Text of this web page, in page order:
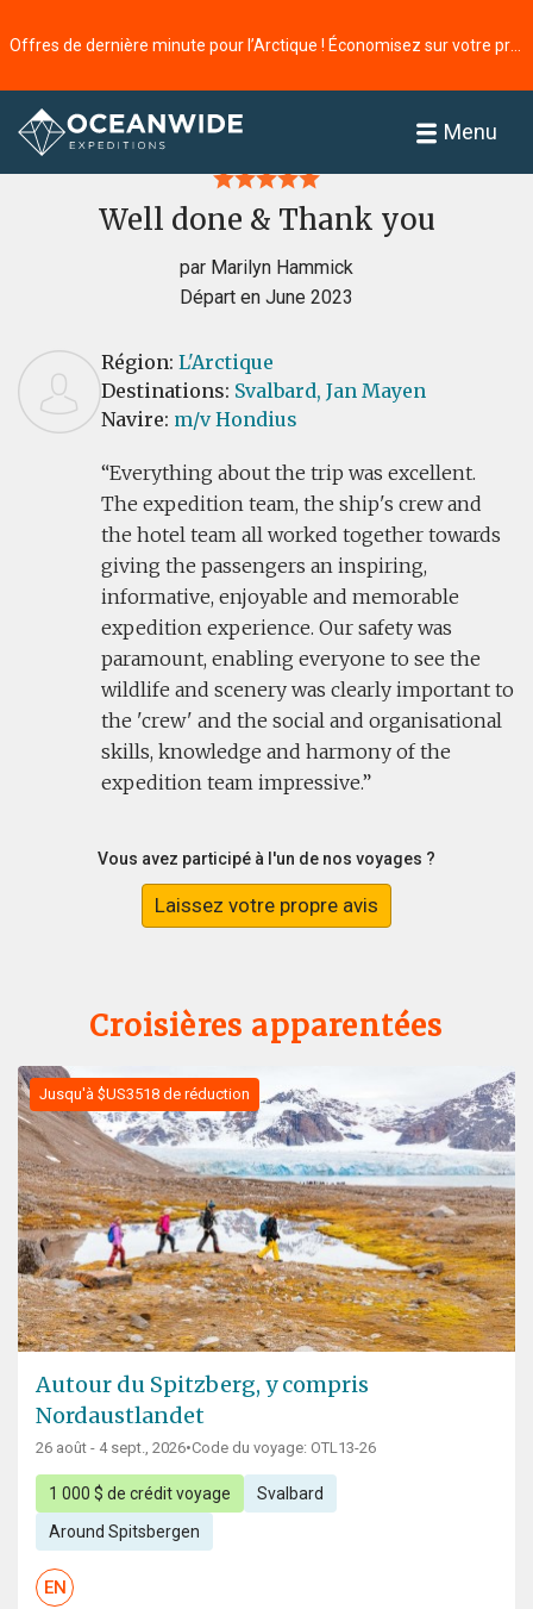
Menu
Accueil
Well done & Thank you
par Marilyn Hammick
Départ en June 2023
Région: L'Arctique
Destinations: Svalbard, Jan Mayen
Navire: m/v Hondius
Everything about the trip was excellent.
The expedition team, the ship's crew and
the hotel team all worked together towards
giving the passengers an inspiring,
informative, enjoyable and memorable
expedition experience. Our safety was
paramount, enabling everyone to see the
wildlife and scenery was clearly important to
the 'crew' and the social and organisational
skills, knowledge and harmony of the
expedition team impressive.
Vous avez participé à l'un de nos voyages ?
Laissez votre propre avis
Croisières apparentées
Jusqu'à $US3518 de réduction
Autour du Spitzberg, y compris
Nordaustlandet
26 août - 4 sept., 2026•Code du voyage: OTL13-26
1 000 $ de crédit voyage Svalbard
Around Spitsbergen
EN